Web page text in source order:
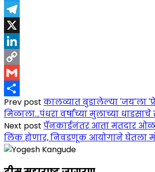
Twitter
Telegram
X
LinkedIn
Copy
Link
Gmail
Share
Prev post कालव्यात बुडालेल्या 'जय'ला
मिळाला...पंधरा वर्षांच्या मुलाच्या
Next post पॅनकार्डनंतर आता मतदार
लिंक होणार, निवडणूक आयोगाने घेतला